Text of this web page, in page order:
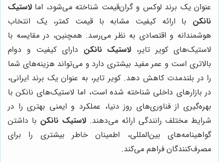
عنوان یک برند لوکس و گران‌قیمت شناخته می‌شود، اما لاستیک
نانکن با ارائه کیفیت مشابه با قیمت کمتر، یک انتخاب
هوشمندانه و اقتصادی به نظر می‌رسد. همچنین، در مقایسه با
لاستیک‌های کویر تایر، لاستیک نانکن دارای کیفیت و دوام
بالاتری است و عمر مفید بیشتری دارد و می‌تواند هزینه‌های شما
را در بلندمدت کاهش دهد. کویر تایر، به عنوان یک برند ایرانی،
در بازارهای داخلی شناخته شده است، اما لاستیک‌های نانکن با
بهره‌گیری از فناوری‌های روز دنیا، عملکرد و ایمنی بهتری را در
شرایط مختلف رانندگی ارائه می‌دهند. لاستیک نانکن با داشتن
گواهینامه‌های بین‌المللی، اطمینان خاطر بیشتری را برای
مصرف‌کنندگان فراهم می‌کند.